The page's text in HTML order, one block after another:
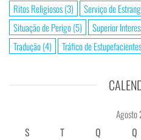
Ritos Religiosos(3) Serviço de
Situação de Perigo(5) Superior
Tradução(4) Tráfico de Estupefacientes
S
T Q Q